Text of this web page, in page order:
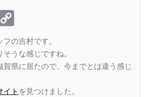
Link
の吉村です。
うな感じですね。
賀県に居たので、今までとは違う感じ
イト を見つけました。